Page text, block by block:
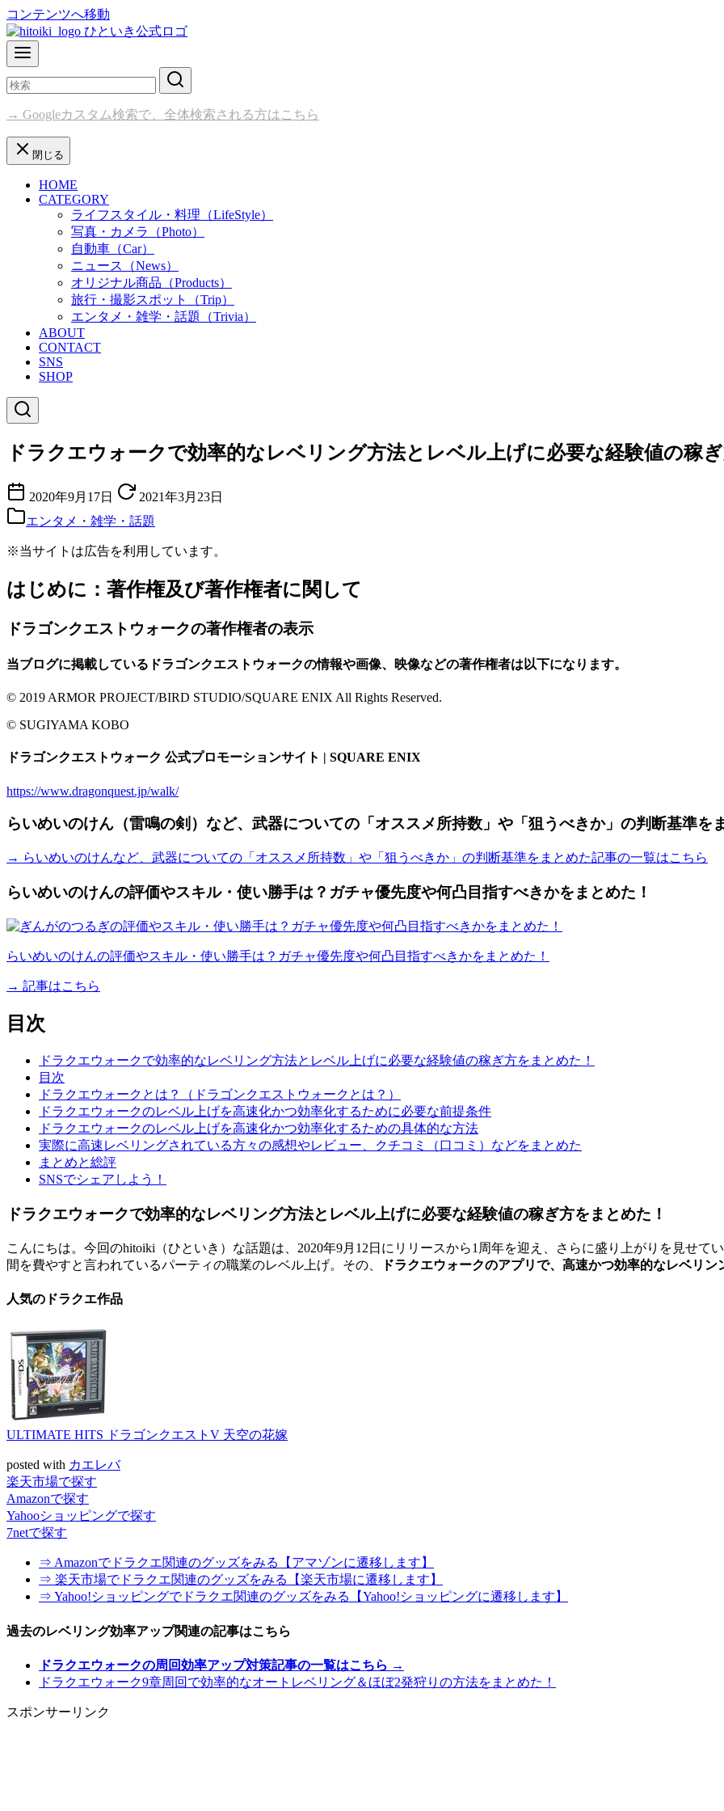
コンテンツへ移動
→ Googleカスタム検索で、全体検索される方はこちら
閉じる
HOME
CATEGORY
ライフスタイル・料理（LifeStyle）
写真・カメラ（Photo）
自動車（Car）
ニュース（News）
オリジナル商品（Products）
旅行・撮影スポット（Trip）
エンタメ・雑学・話題（Trivia）
ABOUT
CONTACT
SNS
SHOP
ドラクエウォークで効率的なレベリング方法とレベル上げに必要な経験値の稼
2020年9月17日
2021年3月23日
エンタメ・雑学・話題
※当サイトは広告を利用しています。
はじめに：著作権及び著作権者に関して
ドラゴンクエストウォークの著作権者の表示
当ブログに掲載しているドラゴンクエストウォークの情報や画像、映像などの著作権者は以下になります。
© 2019 ARMOR PROJECT/BIRD STUDIO/SQUARE ENIX All Rights Reserved.
© SUGIYAMA KOBO
ドラゴンクエストウォーク 公式プロモーションサイト | SQUARE ENIX
https://www.dragonquest.jp/walk/
らいめいのけん（雷鳴の剣）など、武器についての「オススメ所持数」や「狙うべきか」の判断基準を
→ らいめいのけんなど、武器についての「オススメ所持数」や「狙うべきか」の判断基準をまとめた記事の一覧はこちら
らいめいのけんの評価やスキル・使い勝手は？ガチャ優先度や何凸目指すべきかをまとめた！
らいめいのけんの評価やスキル・使い勝手は？ガチャ優先度や何凸目指すべきかをまとめた！
→ 記事はこちら
目次
ドラクエウォークで効率的なレベリング方法とレベル上げに必要な経験値の稼ぎ方をまとめた！
目次
ドラクエウォークとは？（ドラゴンクエストウォークとは？）
ドラクエウォークのレベル上げを高速化かつ効率化するために必要な前提条件
ドラクエウォークのレベル上げを高速化かつ効率化するための具体的な方法
実際に高速レベリングされている方々の感想やレビュー、クチコミ（口コミ）などをまとめた
まとめと総評
SNSでシェアしよう！
ドラクエウォークで効率的なレベリング方法とレベル上げに必要な経験値の稼ぎ方をまとめた！
こんにちは。今回のhitoiki（ひといき）な話題は、2020年9月12日にリリースから1周年を迎え、さらに盛り上がりを見せ
間を費やすと言われているパーティの職業のレベル上げ。その、
ドラクエウォークのアプリで、高速かつ効率的なレベリ
人気のドラクエ作品
ULTIMATE HITS ドラゴンクエストV 天空の花嫁
posted with カエレバ
楽天市場で探す
Amazonで探す
Yahooショッピングで探す
7netで探す
⇒ Amazonでドラクエ関連のグッズをみる【アマゾンに遷移します】
⇒ 楽天市場でドラクエ関連のグッズをみる【楽天市場に遷移します】
⇒ Yahoo!ショッピングでドラクエ関連のグッズをみる【Yahoo!ショッピングに遷移します】
過去のレベリング効率アップ関連の記事はこちら
ドラクエウォークの周回効率アップ対策記事の一覧はこちら →
ドラクエウォーク9章周回で効率的なオートレベリング＆ほぼ2発狩りの方法をまとめた！
スポンサーリンク